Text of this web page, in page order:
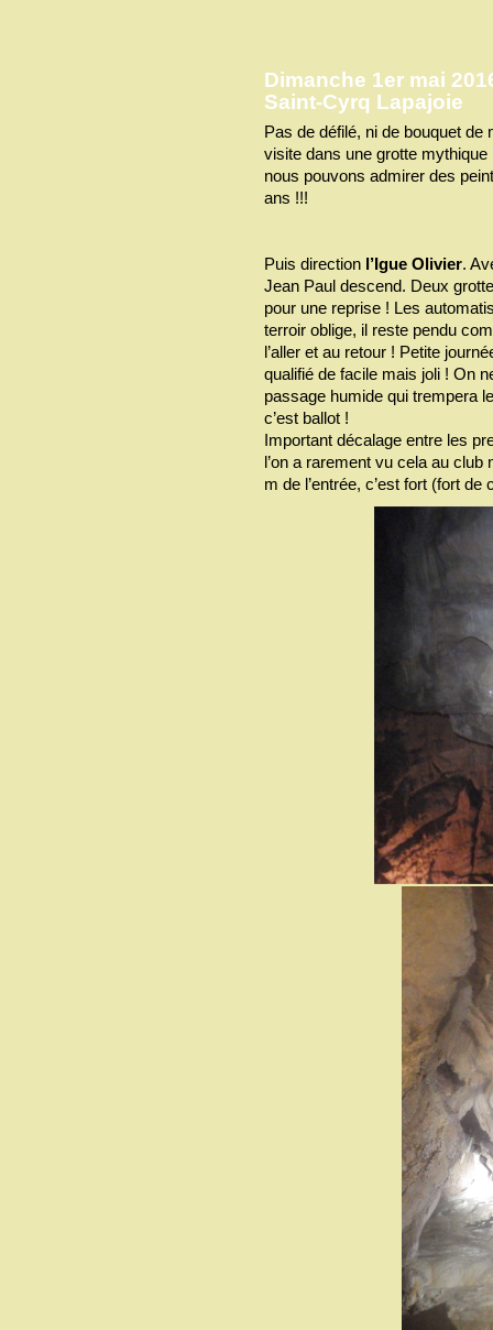
Dimanche 1er mai
Saint-Cyrq Lapajoie
Pas de défilé, ni de bouquet
visite dans une grotte
nous pouvons admirer des
ans !!!
Puis direction l’Igue Olivier.
Jean Paul descend. Deux
pour une reprise ! Les
terroir oblige, il reste pendu
l’aller et au retour ! Petite
qualifié de facile mais joli ! On
passage humide qui trempera
c’est ballot !
Important décalage entre les
l’on a rarement vu cela au
m de l’entrée, c’est fort (fort de